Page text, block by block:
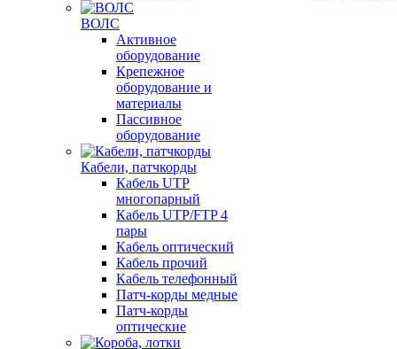
ВОЛС
Активное
оборудование
Крепежное
оборудование и
материалы
Пассивное
оборудование
Кабели, патчкорды
Кабель UTP
многопарный
Кабель UTP/FTP 4
пары
Кабель оптический
Кабель прочий
Кабель телефонный
Патч-корды медные
Патч-корды
оптические